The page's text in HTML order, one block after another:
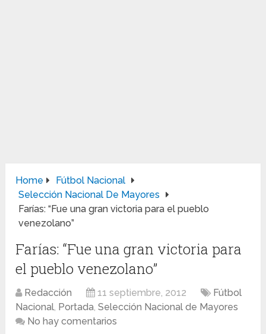
Home
Fútbol Nacional
Selección Nacional De Mayores
Farías: “Fue una gran victoria para el pueblo
venezolano”
Farías: “Fue una gran victoria para
el pueblo venezolano”
Redacción 11 septiembre, 2012
Fútbol
Nacional, Portada,Selección Nacional de Mayores
No hay comentarios